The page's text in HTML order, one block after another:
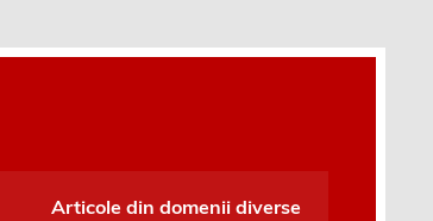
Articole din domenii diverse